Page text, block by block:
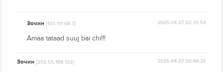
Зочин[103.111.68.3] 2025-04-27 22:39:54
Amaa tataad suuj bai chi!!!
Зочин[202.55.188.122] 2025-04-27 20:48:25